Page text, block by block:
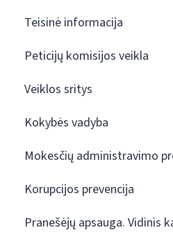
Teisinė informacija
Peticijų komisijos veikla
Veiklos sritys
Kokybės vadyba
Mokesčių administravimo
Korupcijos prevencija
Pranešėjų apsauga. Vidinis